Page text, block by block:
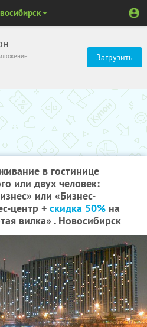
Загрузить
в гостинице
или двух человек:
или «Бизнес-
центр + скидка 50% на
вилка» . Новосибирск